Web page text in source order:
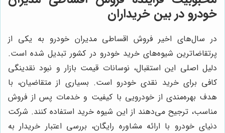
خودرو در بین خریداران
در سال‌های اخیر فروش اقساطی مدیران خودرو به یکی از
پرتقاضاترین شیوه‌های خرید خودرو در کشور تبدیل شده است.
دلیل اصلی این استقبال، نوسانات قیمت بازار و نبود نقدینگی
کافی برای خرید نقدی خودرو است. بسیاری از متقاضیان، با
هدف بهره‌مندی از خودرویی با کیفیت و خدمات پس از فروش
مناسب، ترجیح می‌دهند از این شیوه خرید استفاده کنند. شرکت
دنیای خودرو با ارائه مشاوره رایگان، بررسی اعتبار خریدار به